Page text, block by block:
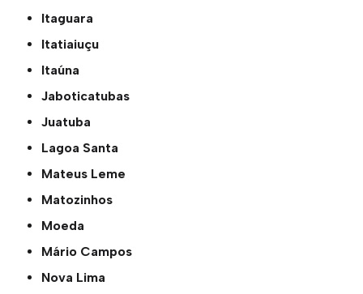
Itaguara
Itatiaiuçu
Itaúna
Jaboticatubas
Juatuba
Lagoa Santa
Mateus Leme
Matozinhos
Moeda
Mário Campos
Nova Lima